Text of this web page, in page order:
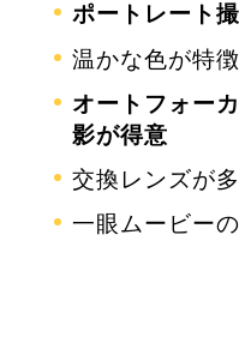
ポートレート
温かな色が特
オートフォー
影が得意
交換レンズが
一眼ムービー